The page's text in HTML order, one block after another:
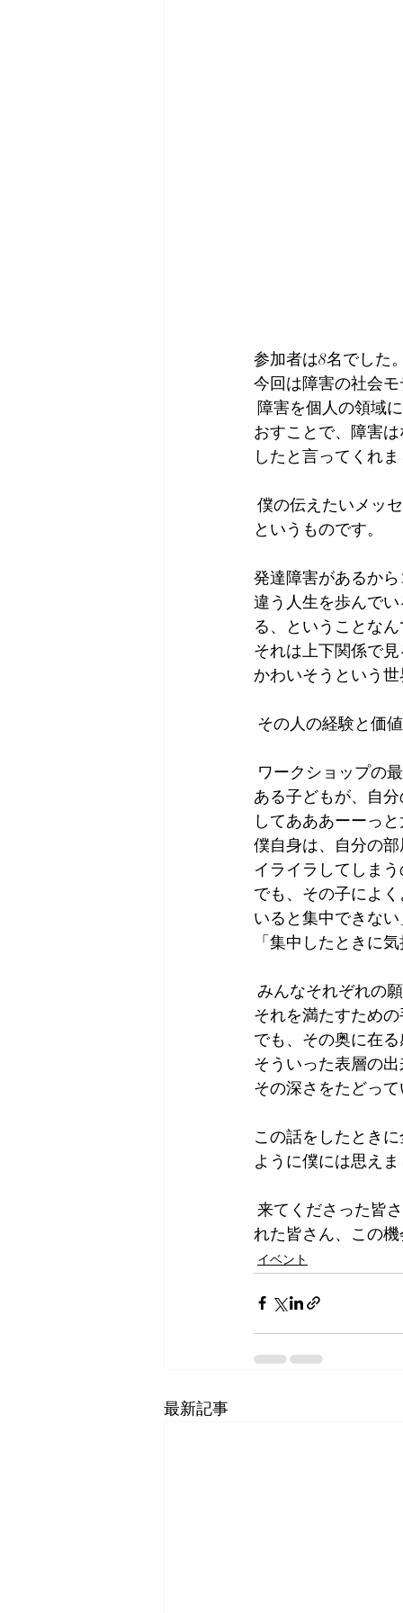
参加者は8名でした
今回は障害の社会
おすことで、障害
したと言ってくれ
というものです。
発達障害があるか
違う人生を歩んで
る、ということな
それは上下関係で
かわいそうという
その人の経験と価
ワークショップの
ある子どもが、自
してあああーーっ
僕自身は、自分の
イライラしてしま
でも、その子によ
いると集中できな
「集中したときに
みんなそれぞれの
それを満たすため
でも、その奥に在
そういった表層の
その深さをたどっ
この話をしたとき
ように僕には思え
れた皆さん、この
イベント
最新記事